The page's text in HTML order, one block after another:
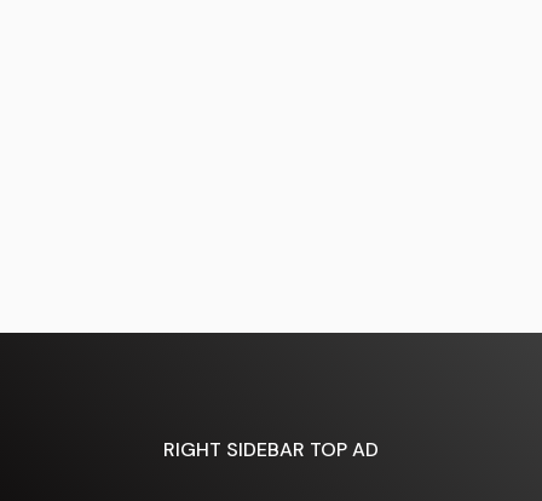
RIGHT SIDEBAR TOP AD